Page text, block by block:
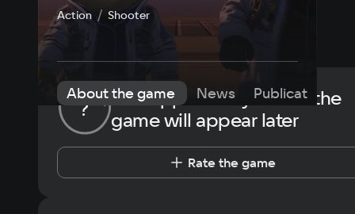
Action Shooter
About the game News Publications
?
The opportunity to rate the
game will appear later
Rate the game